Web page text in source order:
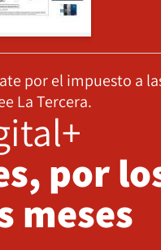
por el impuesto a
La Tercera.
por
meses